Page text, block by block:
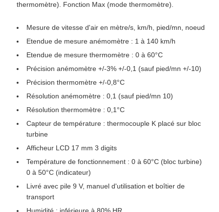
thermomètre). Fonction Max (mode thermomètre).
Mesure de vitesse d'air en mètre/s, km/h, pied/mn, noeud
Etendue de mesure anémomètre : 1 à 140 km/h
Etendue de mesure thermomètre : 0 à 60°C
Précision anémomètre +/-3% +/-0,1 (sauf pied/mn +/-10)
Précision thermomètre +/-0,8°C
Résolution anémomètre : 0,1 (sauf pied/mn 10)
Résolution thermomètre : 0,1°C
Capteur de température : thermocouple K placé sur bloc
turbine
Afficheur LCD 17 mm 3 digits
Température de fonctionnement : 0 à 60°C (bloc turbine)
0 à 50°C (indicateur)
Livré avec pile 9 V, manuel d'utilisation et boîtier de
transport